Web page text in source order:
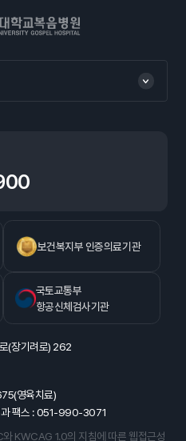
보건복지부 인증의료기관
국토교통부
항공신체검사기관
(장기려로) 262
영육치료)
과 팩스 : 051-990-3071
KWCAG 1.0의 지침에 따른 웹접근성